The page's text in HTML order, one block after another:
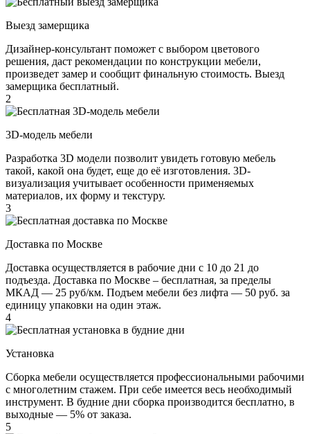
Выезд замерщика
Дизайнер-консультант поможет с выбором цветового
решения, даст рекомендации по конструкции мебели,
произведет замер и сообщит финальную стоимость. Выезд
замерщика бесплатный.
2
3D-модель мебели
Разработка 3D модели позволит увидеть готовую мебель
такой, какой она будет, еще до её изготовления. 3D-
визуализация учитывает особенности применяемых
материалов, их форму и текстуру.
3
Доставка по Москве
Доставка осуществляется в рабочие дни с 10 до 21 до
подъезда. Доставка по Москве – бесплатная, за пределы
МКАД — 25 руб/км. Подъем мебели без лифта — 50 руб. за
единицу упаковки на один этаж.
4
Установка
Сборка мебели осуществляется профессиональными рабочими
с многолетним стажем. При себе имеется весь необходимый
инструмент. В будние дни сборка производится бесплатно, в
выходные — 5% от заказа.
5